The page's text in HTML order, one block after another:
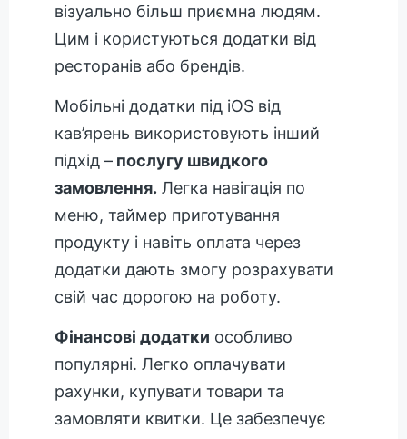
візуально більш приємна людям.
Цим і користуються додатки від
ресторанів або брендів.
Мобільні додатки під iOS від
кав’ярень використовують інший
підхід – послугу швидкого
замовлення. Легка навігація по
меню, таймер приготування
продукту і навіть оплата через
додатки дають змогу розрахувати
свій час дорогою на роботу.
Фінансові додатки особливо
популярні. Легко оплачувати
рахунки, купувати товари та
замовляти квитки. Це забезпечує